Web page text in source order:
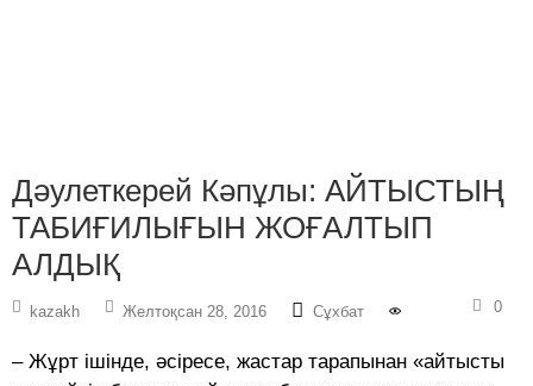
Дәулеткерей Кәпұлы: АЙТЫСТЫҢ
ТАБИҒИЛЫҒЫН ЖОҒАЛТЫП
АЛДЫҚ
kazakh Желтоқсан 28, 2016 Сұхбат 0
– Жұрт ішінде, әсіресе, жастар тарапынан «айтысты